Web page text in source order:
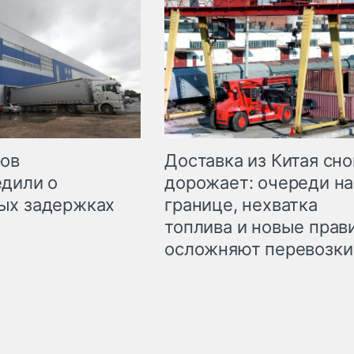
о
задержках
Доставка из Китая
дорожает: очереди на
границе, нехватка
топлива и новые
осложняют перевозки